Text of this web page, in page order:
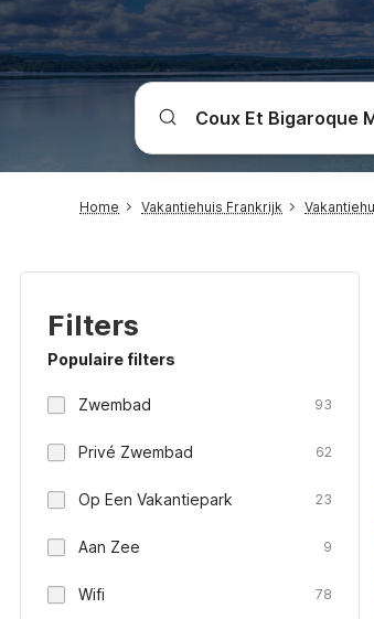
Home Vakantiehuis Frankrijk
Filters
Populaire filters
Zwembad 93
Privé Zwembad 62
Op Een Vakantiepark 23
Aan Zee 9
Wifi 78